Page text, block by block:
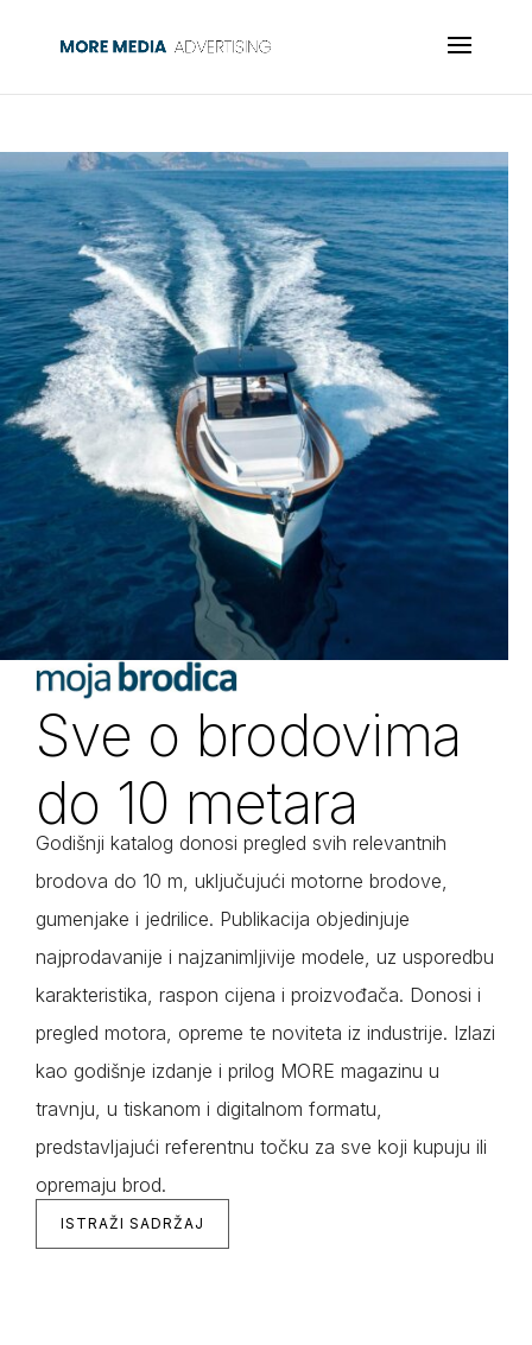
Sve o brodovima
do 10 metara
Godišnji katalog donosi pregled svih relevantnih
brodova do 10 m, uključujući motorne brodove,
gumenjake i jedrilice. Publikacija objedinjuje
najprodavanije i najzanimljivije modele, uz usporedbu
karakteristika, raspon cijena i proizvođača. Donosi i
pregled motora, opreme te noviteta iz industrije. Izlazi
kao godišnje izdanje i prilog MORE magazinu u
travnju, u tiskanom i digitalnom formatu,
predstavljajući referentnu točku za sve koji kupuju ili
opremaju brod.
ISTRAŽI SADRŽAJ